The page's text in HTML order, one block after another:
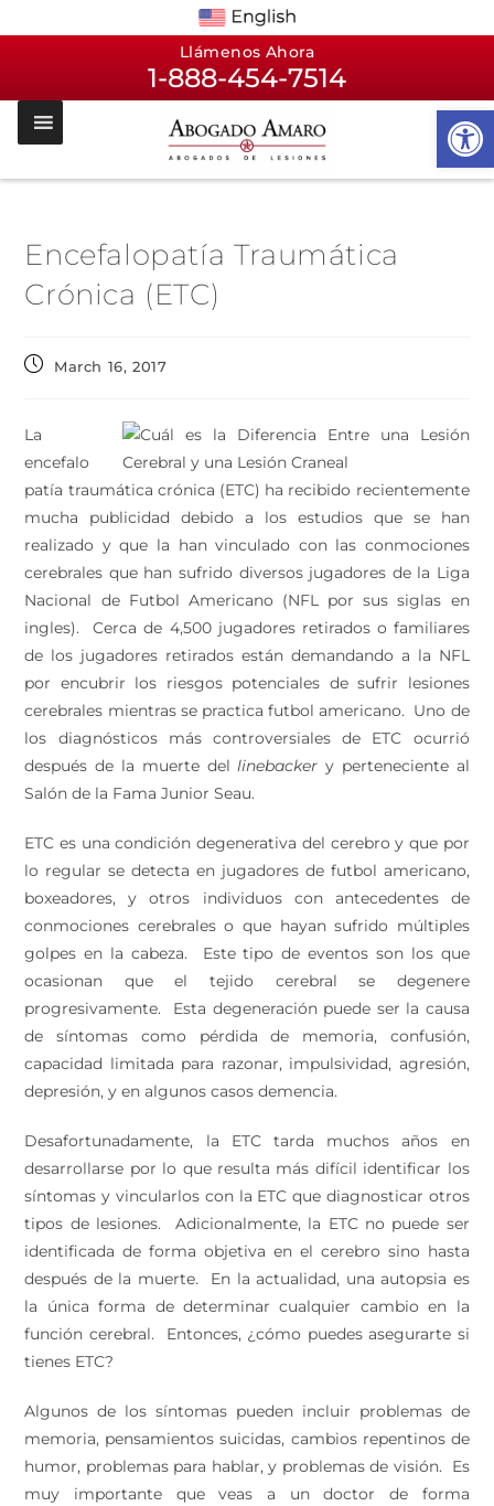
Llámenos Ahora
1-888-454-7514
Encefalopatía Traumática
Crónica (ETC)
March 16, 2017
La
encefalo
patía traumática crónica (ETC) ha recibido recientemente
mucha publicidad debido a los estudios que se han
realizado y que la han vinculado con las conmociones
cerebrales que han sufrido diversos jugadores de la Liga
Nacional de Futbol Americano (NFL por sus siglas en
ingles). Cerca de 4,500 jugadores retirados o familiares
de los jugadores retirados están demandando a la NFL
por encubrir los riesgos potenciales de sufrir lesiones
cerebrales mientras se practica futbol americano. Uno de
los diagnósticos más controversiales de ETC ocurrió
después de la muerte dellinebackery perteneciente al
Salón de la Fama Junior Seau.
ETC es una condición degenerativa del cerebro y que por
lo regular se detecta en jugadores de futbol americano,
boxeadores, y otros individuos con antecedentes de
conmociones cerebrales o que hayan sufrido múltiples
golpes en la cabeza. Este tipo de eventos son los que
ocasionan que el tejido cerebral se degenere
progresivamente. Esta degeneración puede ser la causa
de síntomas como pérdida de memoria, confusión,
capacidad limitada para razonar, impulsividad, agresión,
depresión, y en algunos casos demencia.
Desafortunadamente, la ETC tarda muchos años en
desarrollarse por lo que resulta más difícil identificar los
síntomas y vincularlos con la ETC que diagnosticar otros
tipos de lesiones. Adicionalmente, la ETC no puede ser
identificada de forma objetiva en el cerebro sino hasta
después de la muerte. En la actualidad, una autopsia es
la única forma de determinar cualquier cambio en la
función cerebral. Entonces, ¿cómo puedes asegurarte si
tienes ETC?
Algunos de los síntomas pueden incluir problemas de
memoria, pensamientos suicidas, cambios repentinos de
humor, problemas para hablar, y problemas de visión. Es
muy importante que veas a un doctor de forma